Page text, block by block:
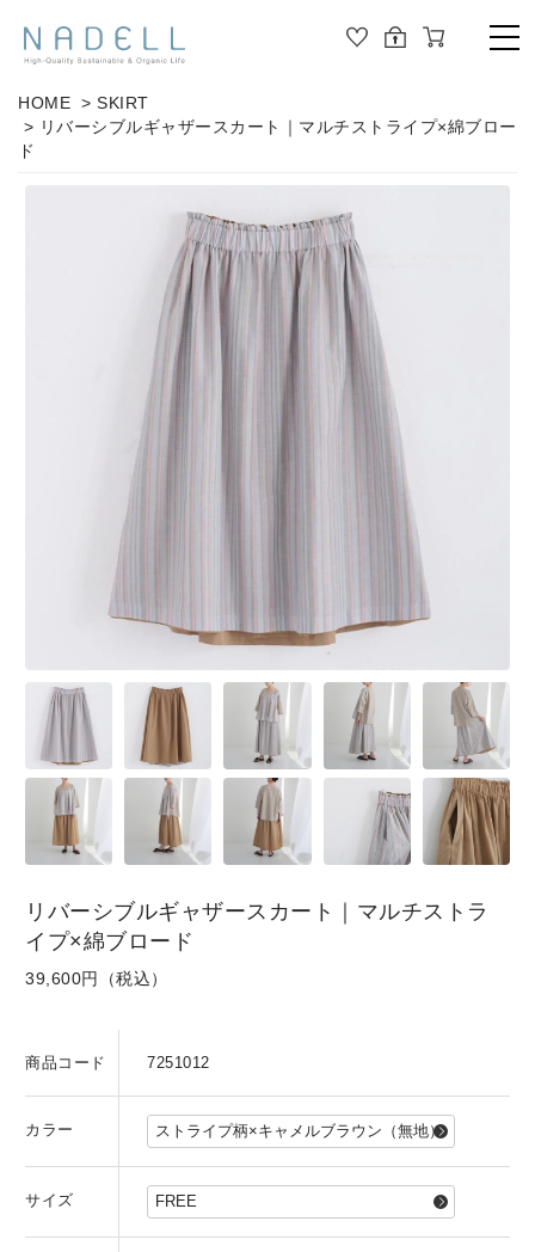
TOP
PRODUCT
CUT&SEWN
SHIRT / BLOUSE
PANTS / LEGGINS
SKIRT
GOODS
FORMAL
ORGANIC COTTON
ABOUT US
HOME > SKIRT
> リバーシブルギャザースカート｜マルチストライプ×綿ブロー
ド
リバーシブルギャザースカート｜マルチストラ
イプ×綿ブロード
39,600円（税込）
商品コード 7251012
カラー
サイズ